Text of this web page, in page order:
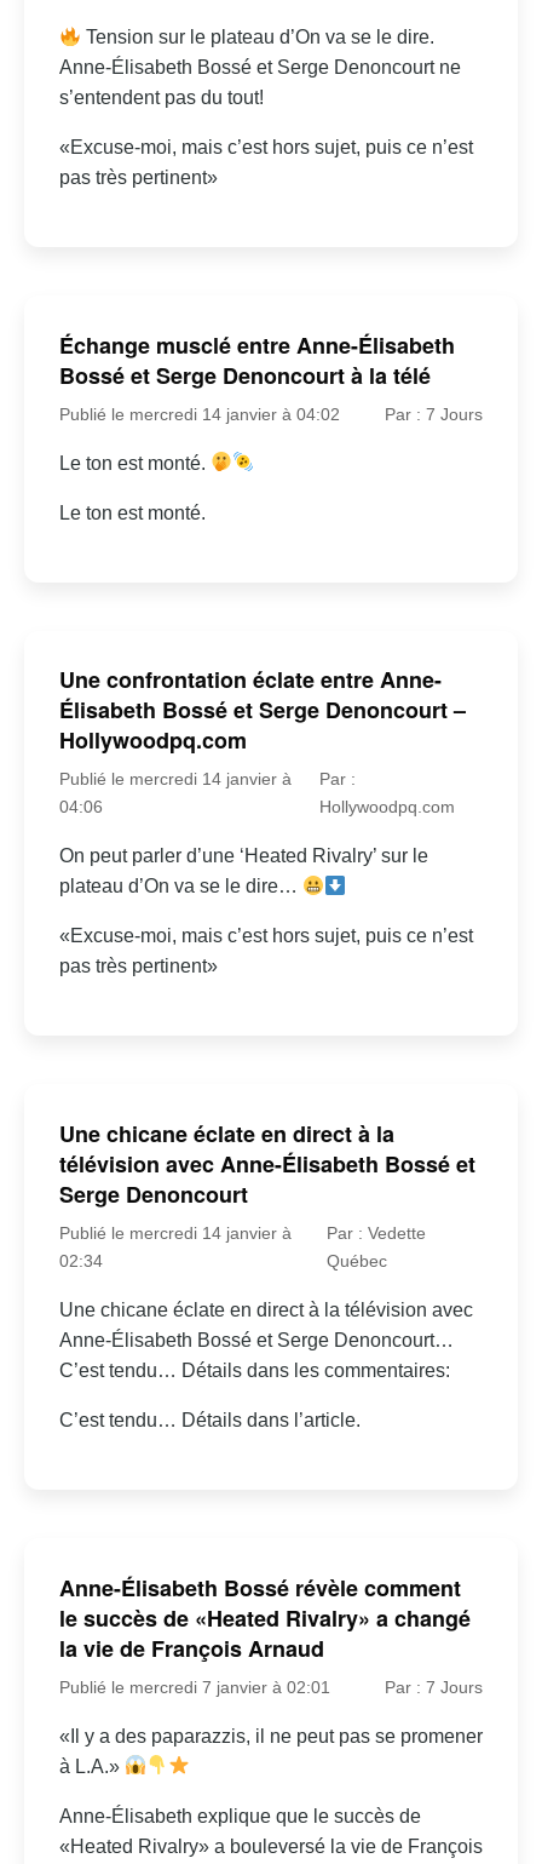
Tension sur le plateau d’On va se le dire.
Anne-Élisabeth Bossé et Serge Denoncourt ne
s’entendent pas du tout!
«Excuse-moi, mais c’est hors sujet, puis ce n’est
pas très pertinent»
Échange musclé entre Anne-Élisabeth
Bossé et Serge Denoncourt à la télé
Publié le mercredi 14 janvier à 04:02 Par : 7 Jours
Le ton est monté.
Le ton est monté.
Une confrontation éclate entre Anne-
Élisabeth Bossé et Serge Denoncourt –
Hollywoodpq.com
Publié le mercredi 14 janvier à
04:06
Par :
Hollywoodpq.com
On peut parler d’une ‘Heated Rivalry’ sur le
plateau d’On va se le dire…
«Excuse-moi, mais c’est hors sujet, puis ce n’est
pas très pertinent»
Une chicane éclate en direct à la
télévision avec Anne-Élisabeth Bossé et
Serge Denoncourt
Publié le mercredi 14 janvier à
02:34
Par : Vedette
Québec
Une chicane éclate en direct à la télévision avec
Anne-Élisabeth Bossé et Serge Denoncourt…
C’est tendu… Détails dans les commentaires:
C’est tendu… Détails dans l’article.
Anne-Élisabeth Bossé révèle comment
le succès de «Heated Rivalry» a changé
la vie de François Arnaud
Publié le mercredi 7 janvier à 02:01 Par : 7 Jours
«Il y a des paparazzis, il ne peut pas se promener
à L.A.»
Anne-Élisabeth explique que le succès de
«Heated Rivalry» a bouleversé la vie de François